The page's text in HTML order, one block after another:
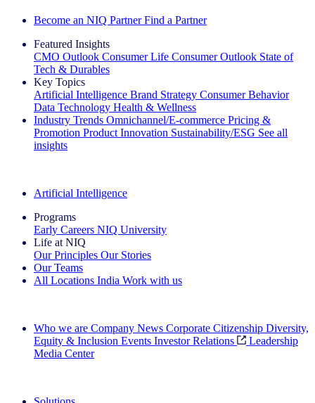
Become an NIQ Partner Find a Partner
Featured Insights
CMO Outlook Consumer Life Consumer Outlook State of
Tech & Durables
Key Topics
Artificial Intelligence Brand Strategy Consumer Behavior
Data Technology Health & Wellness
Industry Trends Omnichannel/E-commerce Pricing &
Promotion Product Innovation Sustainability/ESG See all
insights
Artificial Intelligence
Programs
Early Careers NIQ University
Life at NIQ
Our Principles Our Stories
Our Teams
All Locations India Work with us
Who we are Company News Corporate Citizenship Diversity,
Equity & Inclusion Events Investor Relations
Leadership
Media Center